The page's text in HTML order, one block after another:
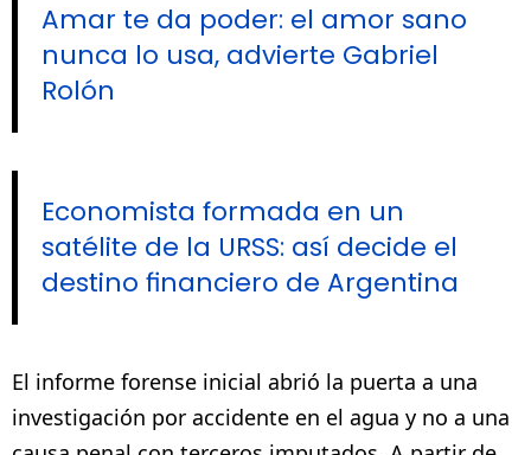
Amar te da poder: el amor sano
nunca lo usa, advierte Gabriel
Rolón
Economista formada en un
satélite de la URSS: así decide el
destino financiero de Argentina
El informe forense inicial abrió la puerta a una
investigación por accidente en el agua y no a una